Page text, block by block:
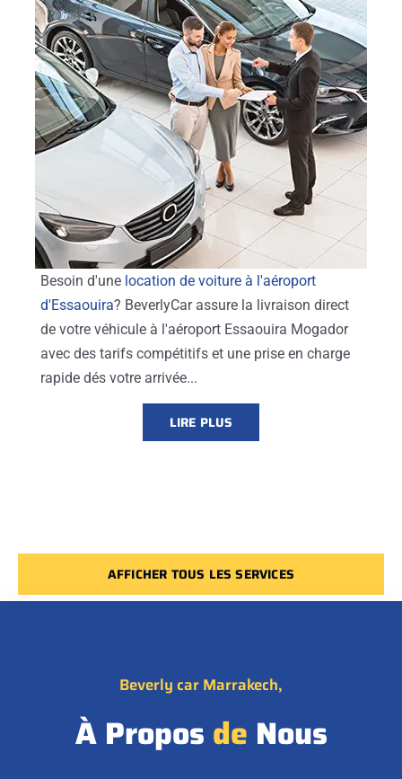
Besoin d'une location de voiture à l'aéroport
d'Essaouira? BeverlyCar assure la livraison direct
de votre véhicule à l'aéroport Essaouira Mogador
avec des tarifs compétitifs et une prise en charge
rapide dés votre arrivée...
LIRE PLUS
AFFICHER TOUS LES SERVICES
Beverly car Marrakech,
À Propos de Nous